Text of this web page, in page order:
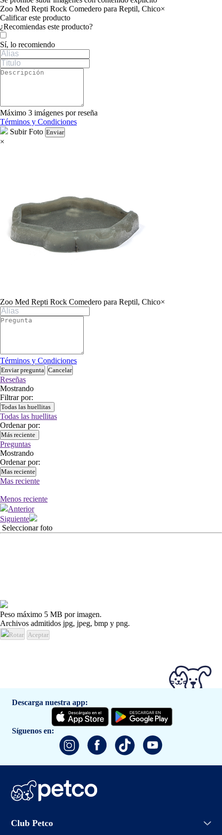
Zoo Med Repti Rock Comedero para Reptil, Chico×
Calificar este producto
Tu valoración
¿Recomiendas este producto?
Sí, lo recomiendo
Máximo 3 imágenes por reseña
Términos y Condiciones
Subir Foto Enviar
×
Zoo Med Repti Rock Comedero para Reptil, Chico×
Términos y Condiciones
Enviar pregunta Cancelar
Reseñas
Mostrando
Filtrar por:
Todas las huellitas
Todas las huellitas
Ordenar por:
Más reciente
Preguntas
Mostrando
Ordenar por:
Mas reciente
Mas reciente
Menos reciente
Anterior
Siguiente
Seleccionar foto
Peso máximo 5 MB por imagen.
Archivos admitidos jpg, jpeg, bmp y png.
Rotar Aceptar
Descarga nuestra app:
Síguenos en:
Club Petco
Iniciar sesión